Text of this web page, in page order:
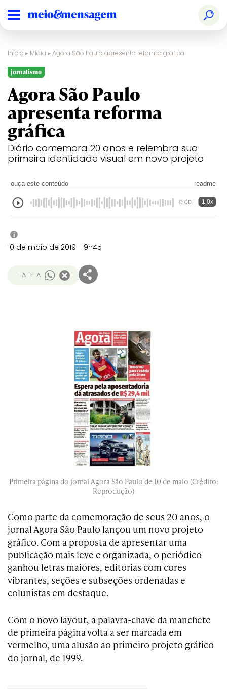
Início ▸ Mídia ▸Agora São Paulo apresenta reforma gráfica
jornalismo
Agora São Paulo
apresenta reforma
gráfica
Diário comemora 20 anos e relembra sua
primeira identidade visual em novo projeto
ouça este conteúdo readme
0:00 1.0x
i
10 de maio de 2019 - 9h45
- A + A
Primeira página do jornal Agora São Paulo de 10 de maio (Crédito:
Reprodução)
Como parte da comemoração de seus 20 anos, o
jornal Agora São Paulo lançou um novo projeto
gráfico. Com a proposta de apresentar uma
publicação mais leve e organizada, o periódico
ganhou letras maiores, editorias com cores
vibrantes, seções e subseções ordenadas e
colunistas em destaque.
Com o novo layout, a palavra-chave da manchete
de primeira página volta a ser marcada em
vermelho, uma alusão ao primeiro projeto gráfico
do jornal, de 1999.